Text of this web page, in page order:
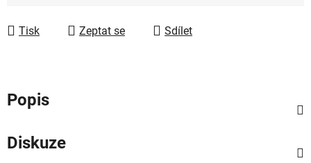
Tisk
Zeptat se Sdílet
Popis
Diskuze